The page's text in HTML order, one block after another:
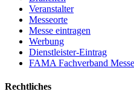
Veranstalter
Messeorte
Messe eintragen
Werbung
Dienstleister-Eintrag
FAMA Fachverband
Rechtliches